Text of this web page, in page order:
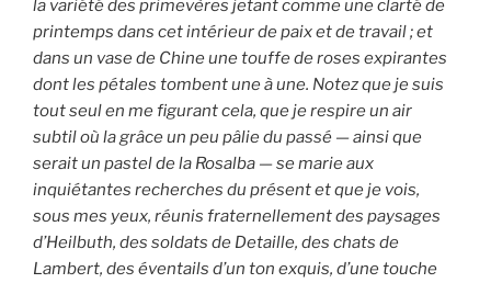
la variété des primevères jetant comme une clarté de
printemps dans cet intérieur de paix et de travail ; et
dans un vase de Chine une touffe de roses expirantes
dont les pétales tombent une à une. Notez que je suis
tout seul en me figurant cela, que je respire un air
subtil où la grâce un peu pâlie du passé — ainsi que
serait un pastel de la Rosalba — se marie aux
inquiétantes recherches du présent et que je vois,
sous mes yeux, réunis fraternellement des paysages
d’Heilbuth, des soldats de Detaille, des chats de
Lambert, des éventails d’un ton exquis, d’une touche